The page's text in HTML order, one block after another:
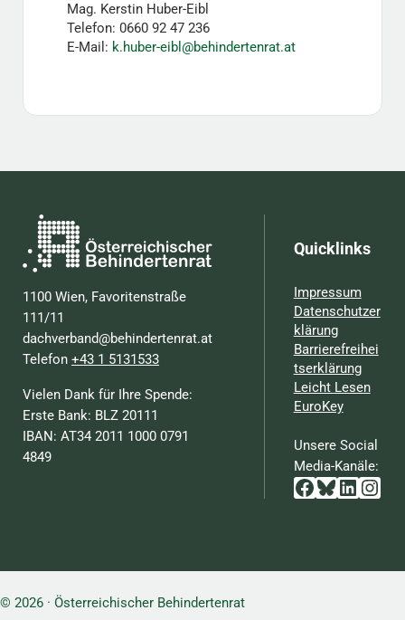
Mag. Kerstin Huber-Eibl
Telefon: 0660 92 47 236
E-Mail: k.huber-eibl@behindertenrat.at
1100 Wien, Favoritenstraße
111/11
dachverband@behindertenrat.at
Telefon+43 1 5131533
Vielen Dank für Ihre Spende:
Erste Bank: BLZ 20111
IBAN: AT34 2011 1000 0791
4849
Quicklinks
Impressum
Datenschutzer
klärung
Barrierefreihei
tserklärung
Leicht Lesen
EuroKey
Unsere Social
Media-Kanäle:
Facebook
Bluesky
© 2026 · Österreichischer Behindertenrat